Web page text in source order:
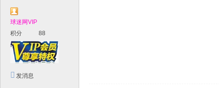
球迷网VIP
积分
88
发消息